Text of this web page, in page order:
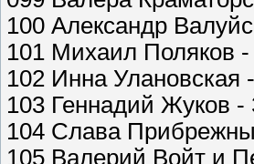
100 Александр
101 Михаил Поляков -
102 Инна Улановская
103 Геннадий Жуков -
104 Слава
105 Валерий Войт и